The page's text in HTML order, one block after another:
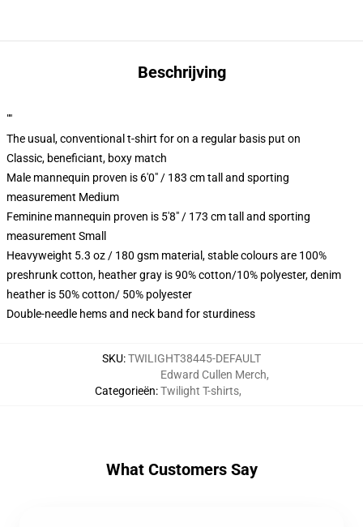
Beschrijving
""
The usual, conventional t-shirt for on a regular basis put on
Classic, beneficiant, boxy match
Male mannequin proven is 6'0" / 183 cm tall and sporting
measurement Medium
Feminine mannequin proven is 5'8" / 173 cm tall and sporting
measurement Small
Heavyweight 5.3 oz / 180 gsm material, stable colours are 100%
preshrunk cotton, heather gray is 90% cotton/10% polyester, denim
heather is 50% cotton/ 50% polyester
Double-needle hems and neck band for sturdiness
SKU:TWILIGHT38445-DEFAULT
Categorieën:
Edward Cullen Merch,
Twilight T-shirts,
What Customers Say